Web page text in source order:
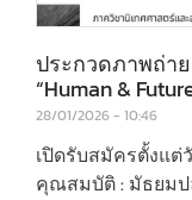
ประกวดภาพถ่า
“Human &
28/01/2026 10:46
เปิดรับสมัครตั้งแต่
คุณสมบัติ : มัธยม